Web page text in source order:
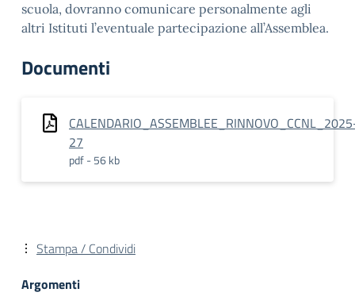
scuola, dovranno comunicare personalmente agli
altri Istituti l’eventuale partecipazione all’Assemblea.
Documenti
27
pdf - 56 kb
Stampa / Condividi
Argomenti